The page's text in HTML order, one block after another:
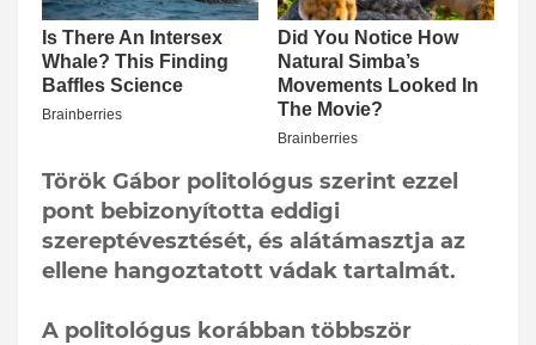
Török Gábor politológus szerint ezzel
pont bebizonyította eddigi
szereptévesztését, és alátámasztja az
ellene hangoztatott vádak tartalmát.
A politológus korábban többször